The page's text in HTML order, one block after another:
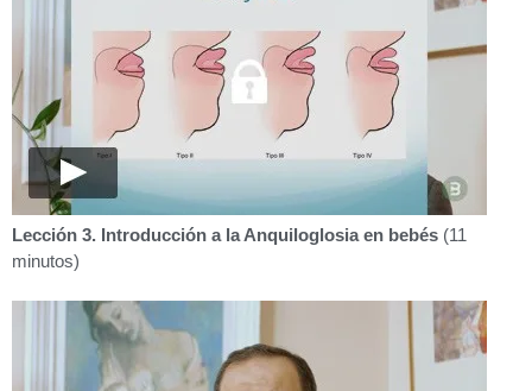
Lección 3. Introducción a la Anquiloglosia en bebés (11
minutos)